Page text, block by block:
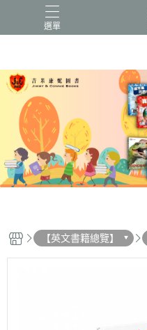
選單
【英文書籍總覽】